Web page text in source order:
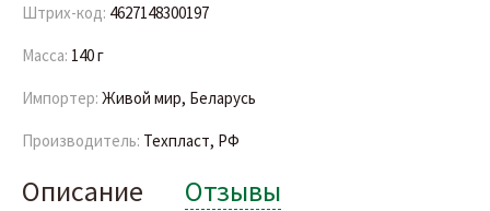
Штрих-код: 4627148300197
Масса: 140 г
Импортер: Живой мир, Беларусь
Производитель: Техпласт, РФ
Описание Отзывы